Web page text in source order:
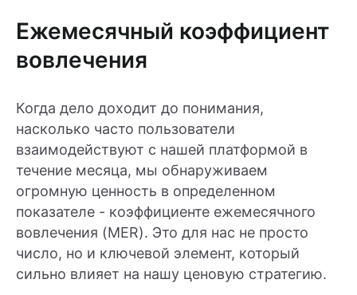
Ежемесячный коэффициент
вовлечения
Когда дело доходит до понимания,
насколько часто пользователи
взаимодействуют с нашей платформой в
течение месяца, мы обнаруживаем
огромную ценность в определенном
показателе - коэффициенте ежемесячного
вовлечения (MER). Это для нас не просто
число, но и ключевой элемент, который
сильно влияет на нашу ценовую стратегию.